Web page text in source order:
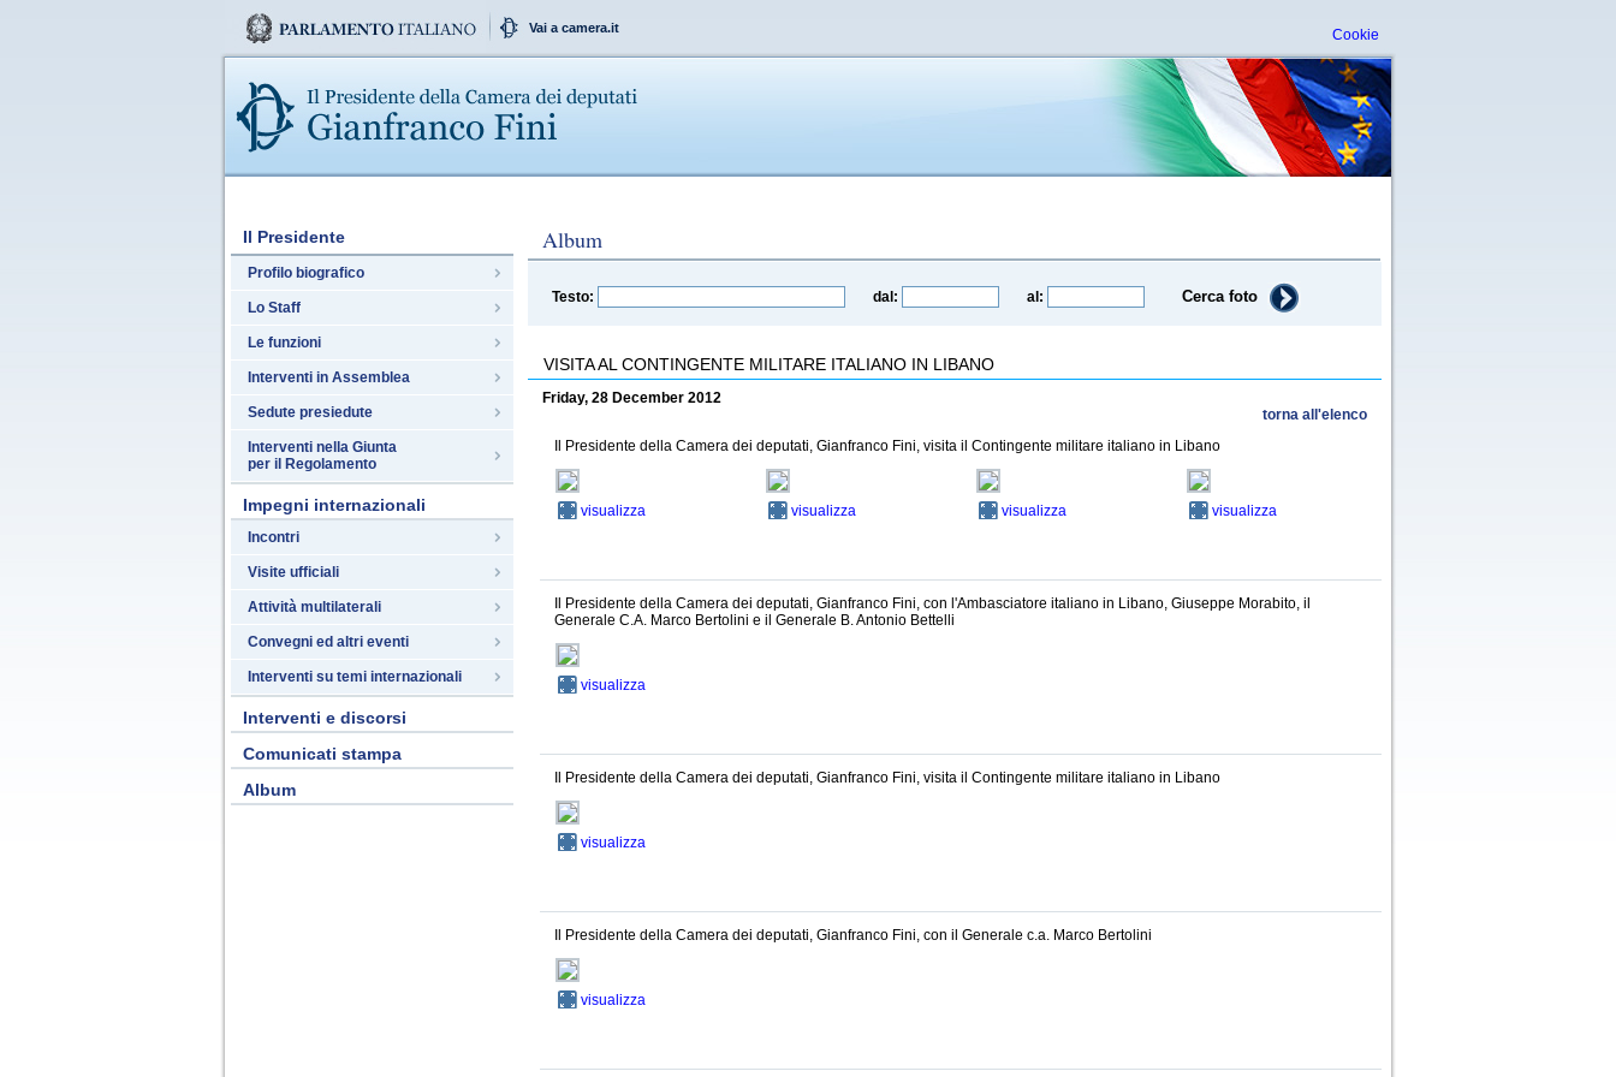
Vai a camera.it Cookie
Il Presidente
Profilo biografico
Lo Staff
Le funzioni
Interventi in Assemblea
Sedute presiedute
Interventi nella Giunta
per il Regolamento
Impegni internazionali
Incontri
Visite ufficiali
Attività multilaterali
Convegni ed altri eventi
Interventi su temi internazionali
Interventi e discorsi
Comunicati stampa
Album
Album
Testo: dal: al: Cerca foto
VISITA AL CONTINGENTE MILITARE ITALIANO IN LIBANO
Friday, 28 December 2012
torna all'elenco
Il Presidente della Camera dei deputati, Gianfranco Fini, visita il Contingente militare italiano in Libano
visualizza visualizza visualizza visualizza
Il Presidente della Camera dei deputati, Gianfranco Fini, con l'Ambasciatore italiano in Libano, Giuseppe Morabito, il
Generale C.A. Marco Bertolini e il Generale B. Antonio Bettelli
visualizza
Il Presidente della Camera dei deputati, Gianfranco Fini, visita il Contingente militare italiano in Libano
visualizza
Il Presidente della Camera dei deputati, Gianfranco Fini, con il Generale c.a. Marco Bertolini
visualizza